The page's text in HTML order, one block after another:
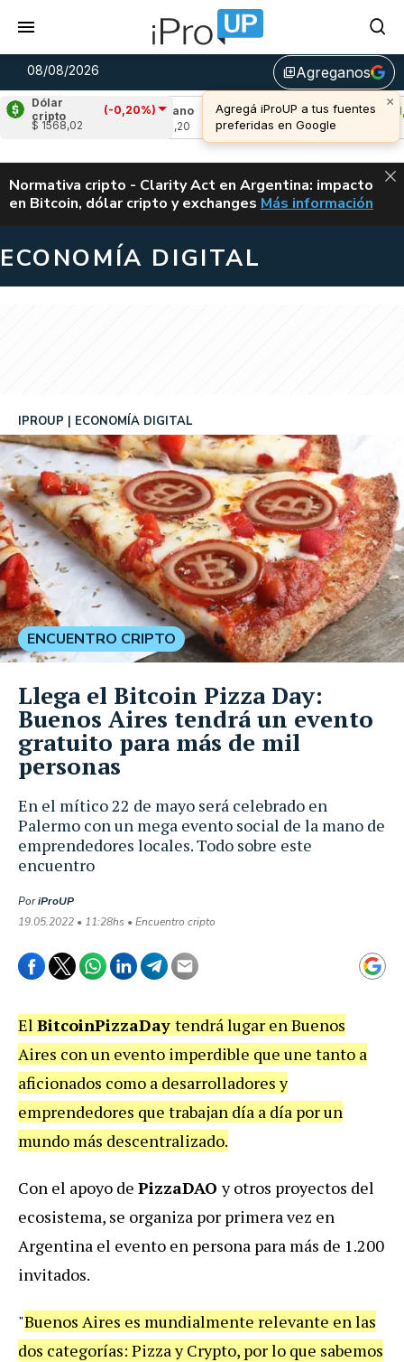
08/08/2026 library_addAgreganos
Dólar
cripto
(-0,20%)
$ 1568,02
Cardano
(-1,34%)
Avalanche (1,50%)
u$s 6,52
ALERTA
Normativa cripto - Clarity Act en Argentina: impacto
en Bitcoin, dólar cripto y exchanges CLARITY ACT EN
Más información
ECONOMÍA DIGITAL
En el mítico 22 de mayo será celebrado en
Palermo con un mega evento social de la mano de
emprendedores locales. Todo sobre este
encuentro
IPROUP ECONOMÍA DIGITAL
PoriProUP
19.05.2022 • 11:28hs • Encuentro cripto
ENCUENTRO CRIPTO
Llega el Bitcoin Pizza Day:
Buenos Aires tendrá un evento
gratuito para más de mil
personas
El BitcoinPizzaDay tendrá lugar en Buenos
Aires con un evento imperdible que une tanto a
aficionados como a desarrolladores y
emprendedores que trabajan día a día por un
mundo más descentralizado.
Con el apoyo de PizzaDAOy otros proyectos del
ecosistema, se organiza por primera vez en
Argentina el evento en persona para más de 1.200
invitados.
"Buenos Aires es mundialmente relevante en las
dos categorías: Pizza y Crypto, por lo que sabemos